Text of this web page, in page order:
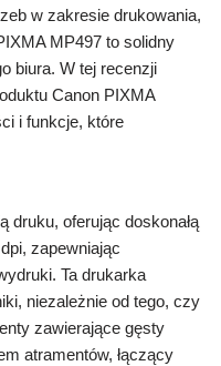
w zakresie drukowania,
MP497 to solidny
biura. W tej recenzji
Canon PIXMA
i funkcje, które
druku, oferując doskonałą
zapewniając
Ta drukarka
niezależnie od tego, czy
zawierające gęsty
atramentów, łączący